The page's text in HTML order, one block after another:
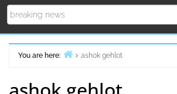
You are here:
ashok gehlot